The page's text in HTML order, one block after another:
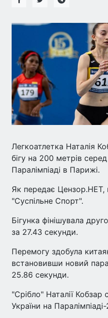
Легкоатлетка Наталія
бігу на 200 метрів
Паралімпіаді в Парижі.
Як передає Цензор.НЕТ,
"Суспільне Спорт".
Бігунка фінішувала
за 27.43 секунди.
Перемогу здобула
встановивши новий
25.86 секунди.
"Срібло" Наталії
України на